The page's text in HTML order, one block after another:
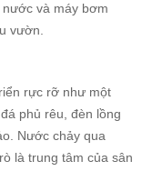
và máy bơm
vườn.
rực rỡ như một
phủ rêu, đèn lồng
Nước chảy qua
là trung tâm của sân